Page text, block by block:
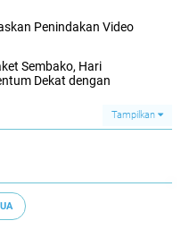
Penindakan Video
Sembako, Hari
Dekat dengan
Tampilkan